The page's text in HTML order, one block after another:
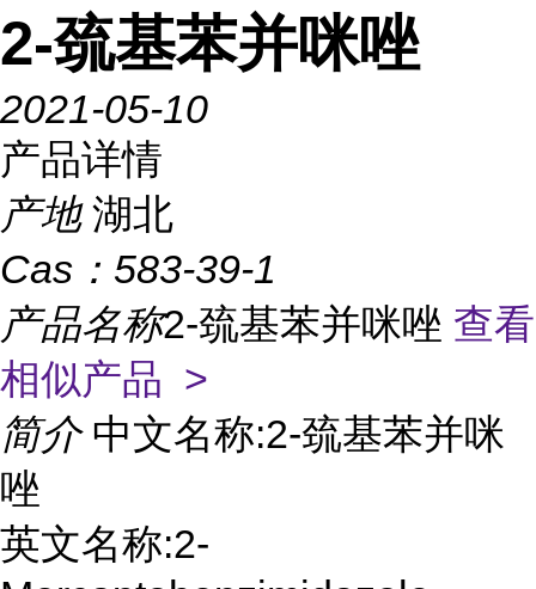
2-巯基苯并咪唑
2021-05-10
产品详情
产地 湖北
Cas： 583-39-1
产品名称2-巯基苯并咪唑 查看
相似产品 >
简介 中文名称:2-巯基苯并咪
唑
英文名称:2-